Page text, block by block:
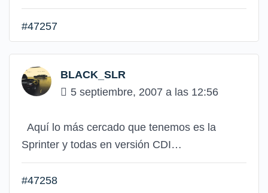
#47257
BLACK_SLR
5 septiembre, 2007 a las 12:56
Aquí lo más cercado que tenemos es la
Sprinter y todas en versión CDI…
#47258